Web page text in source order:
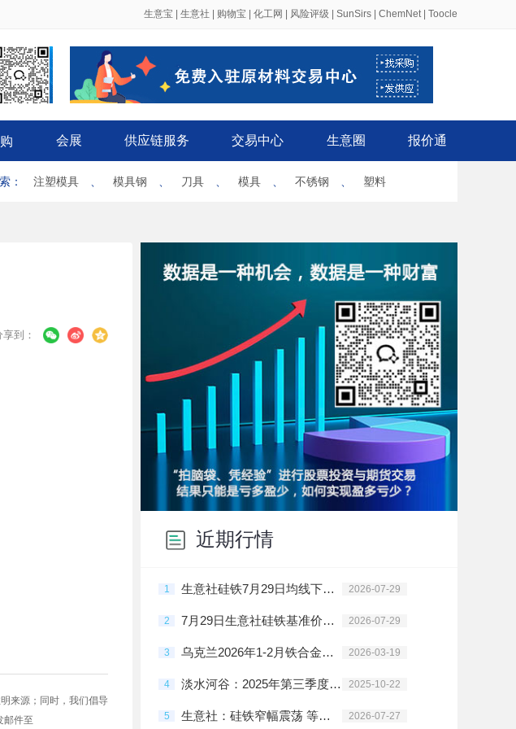
生意宝 生意社 购物宝 化工网 风险评级 SunSirs ChemNet| Toocle
会展 供应链服务 交易中心 生意圈 报价通
： 注塑模具 模具钢 刀具 模具 不锈钢 塑料
享到：
来源；同时，我们倡导
邮件至
近期行情
1 生意社硅铁7月29日均线下穿 均差为-0.57元/吨 2026-07-29
2 7月29日生意社硅铁基准价为5521.43元/吨 2026-07-29
3 乌克兰2026年1-2月铁合金出口暴跌95.6% 2026-03-19
4 淡水河谷：2025年第三季度铁矿产量增长4% 2025-10-22
5 生意社：硅铁窄幅震荡 等待新一轮钢招指引方向 2026-07-27